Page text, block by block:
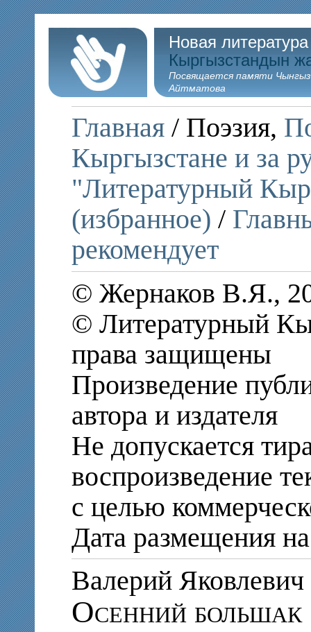
Новая
Кыргызстандын
Посвящается памяти
Айтматова
Главная / Поэзия,
Кыргызстане и за
"Литературный
(избранное) /
рекомендует
© Жернаков В.Я.,
© Литературный
права защищены
Произведение
автора и издателя
Не допускается
воспроизведение
с целью
Дата размещения
Валерий
Осенний большак